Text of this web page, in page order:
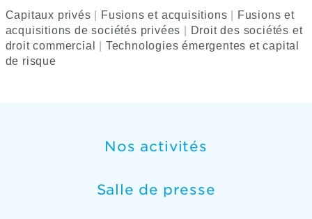
Capitaux privés Fusions et acquisitions
Fusions et
acquisitions de sociétés privées
Droit des sociétés et
droit commercial
Technologies émergentes et capital
de risque
Nos activités
Salle de presse